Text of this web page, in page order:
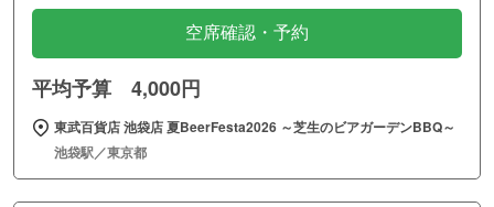
空席確認・予約
平均予算 4,000円
東武百貨店 池袋店 夏BeerFesta2026 ～芝生のビアガーデンBBQ～
池袋駅／東京都